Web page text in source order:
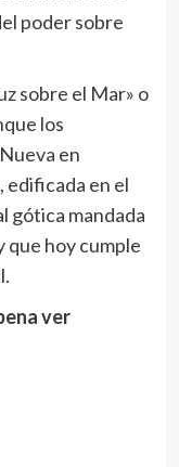
poder sobre
sobre el Mar»​ o
los
en
edificada en el
gótica mandada
que hoy cumple
ver